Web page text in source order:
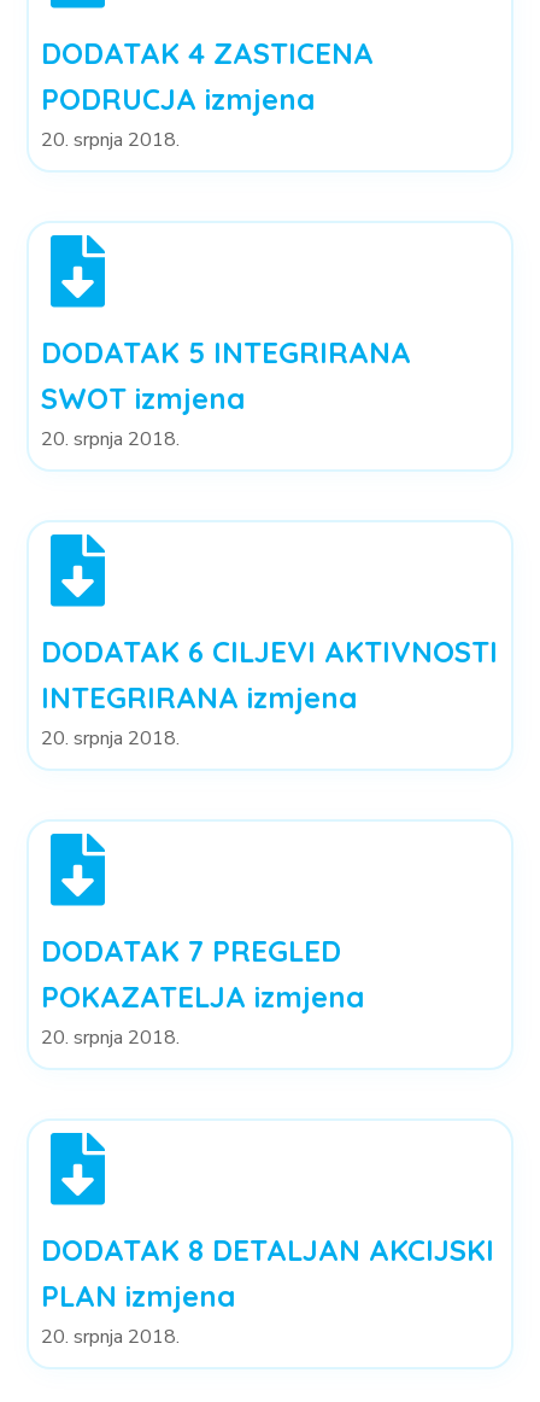
DODATAK 4 ZASTICENA
PODRUCJA izmjena
20. srpnja 2018.
DODATAK 5 INTEGRIRANA
SWOT izmjena
20. srpnja 2018.
DODATAK 6 CILJEVI AKTIVNOSTI
INTEGRIRANA izmjena
20. srpnja 2018.
DODATAK 7 PREGLED
POKAZATELJA izmjena
20. srpnja 2018.
DODATAK 8 DETALJAN AKCIJSKI
PLAN izmjena
20. srpnja 2018.